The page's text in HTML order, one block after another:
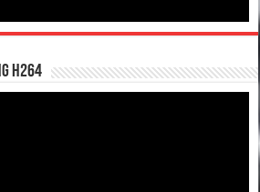
H264